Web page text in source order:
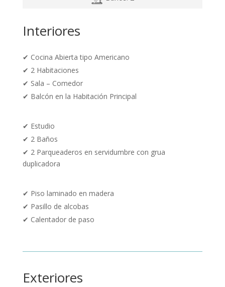
Interiores
✔ Cocina Abierta tipo Americano
✔ 2 Habitaciones
✔ Sala – Comedor
✔ Balcón en la Habitación Principal
✔ Estudio
✔ 2 Baños
✔ 2 Parqueaderos en servidumbre con grua
duplicadora
✔ Piso laminado en madera
✔ Pasillo de alcobas
✔ Calentador de paso
Exteriores